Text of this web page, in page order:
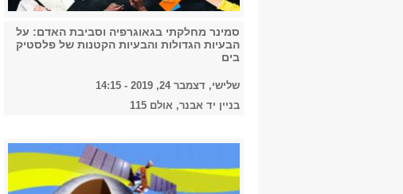
סמינר מחלקתי בגאוגרפיה וסביבת האדם: על
הבעיות הגדולות והבעיות הקטנות של פלסטיק
בים
שלישי, דצמבר 24, 2019 - 14:15
בניין יד אבנר, אולם 115